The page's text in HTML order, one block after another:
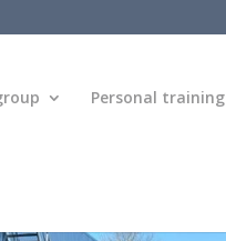
Personal training